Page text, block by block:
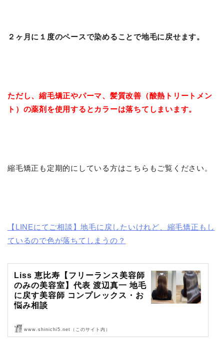
２ヶ月に１度のペースで染めることで地毛に戻せます。
ただし、縮毛矯正やパーマ、髪質改善（酸熱トリートメン
ト）の薬剤を使用するとカラーは落ちてしまいます。
縮毛矯正も定期的にしている方はこちらもご覧ください。
【LINEにてご相談】地毛に戻したいけれど、縮毛矯正もし
ているので色が落ちてしまうの？
Liss 恵比寿【フリーランス美容師
のみの美容室】代表 渡辺真一 地毛
に戻す美容師 コンプレックス・お
悩み相談
Liss 恵比寿【フリーランス美容師のみの美容室】代表 渡辺真一 地毛
www.shinichi5.net（このサイト内）